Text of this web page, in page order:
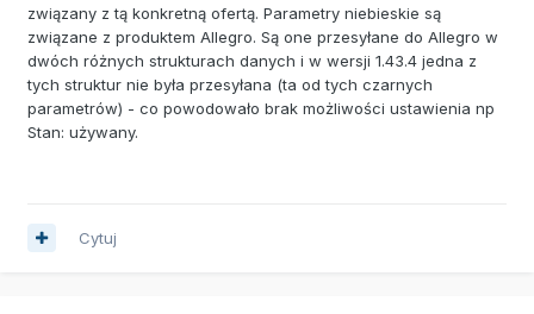
związany z tą konkretną ofertą. Parametry niebieskie są
związane z produktem Allegro. Są one przesyłane do Allegro w
dwóch różnych strukturach danych i w wersji 1.43.4 jedna z
tych struktur nie była przesyłana (ta od tych czarnych
parametrów) - co powodowało brak możliwości ustawienia np
Stan: używany.
Cytuj